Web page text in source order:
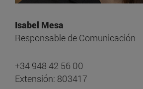
Isabel Mesa
Responsable de Comunicación
+34 948 42 56 00
Extensión: 803417